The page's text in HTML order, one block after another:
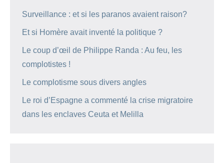
Surveillance : et si les paranos avaient raison?
Et si Homère avait inventé la politique ?
Le coup d’œil de Philippe Randa : Au feu, les
complotistes !
Le complotisme sous divers angles
Le roi d’Espagne a commenté la crise migratoire
dans les enclaves Ceuta et Melilla